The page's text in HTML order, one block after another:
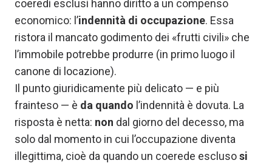
coeredi esclusi hanno diritto a un compenso
economico: l’indennità di occupazione. Essa
ristora il mancato godimento dei «frutti civili» che
l’immobile potrebbe produrre (in primo luogo il
canone di locazione).
Il punto giuridicamente più delicato — e più
frainteso — è da quando l’indennità è dovuta. La
risposta è netta: non dal giorno del decesso, ma
solo dal momento in cui l’occupazione diventa
illegittima, cioè da quando un coerede esclusosi